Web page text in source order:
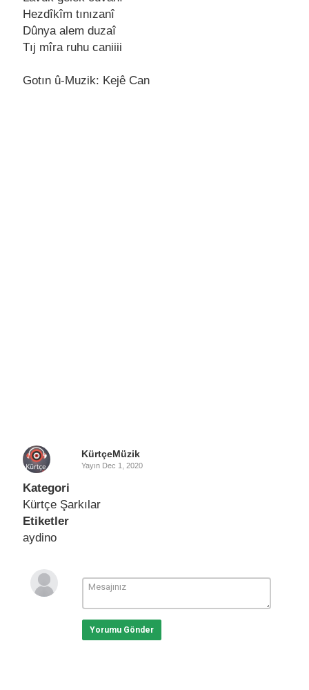
Hеzdîkîm tınızanî
Dûnya alеm duzaî
Tıj mîra ruhu caniiii
Gotın û-Muzik: Kejê Can
KürtçeMüzik
Yayın Dec 1, 2020
Kategori
Kürtçe Şarkılar
Etiketler
aydino
Yorumu Gönder